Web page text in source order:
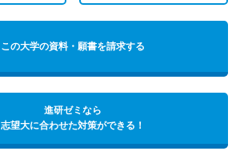
この大学の資料・願書を請求する
進研ゼミなら
志望大に合わせた対策ができる！